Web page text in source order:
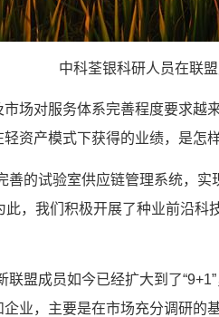
中科荃银科研人员在联
场对服务体系完善程度要求
资产模式下获得的业绩，是怎
善的试验室供应链管理系统，
此，我们积极开展了种业前
联盟成员如今已经扩大到了
业，主要是在市场充分调研